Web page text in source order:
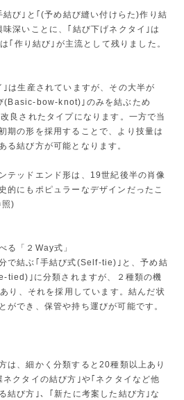
び｣と｢(予め結び縫い付けらた)作り結
深いことに、｢結び下げネクタイ｣は
｢作り結び｣が主流として残りました。
は生産されていますが、その大半が
(Basic-bow-knot)｣のみを結ぶため
良されたタイプになります。一方で当
期の形を採用することで、より技量は
る結び方が可能となります。
テッドエンド形は、19世紀後半の肖像
的にもポピュラーなデザインだったこ
照)
る「２Way式」
で結ぶ｢手結び式(Self-tie)｣と、予め結
tied)｣に分類されますが、２種類の機
り、それを採用しています。結んだ状
ができ、保管や持ち運びが可能です。
は、細かく分類すると20種類以上あり
クタイの結び方｣や｢ネクタイなど他
結び方｣、｢新たに考案した結び方｣な